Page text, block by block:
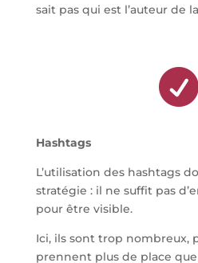
sait pas qui est l’auteur de

Hashtags
L’utilisation des hashtags
stratégie : il ne suffit pas
pour être visible.
Ici, ils sont trop nombreux,
prennent plus de place